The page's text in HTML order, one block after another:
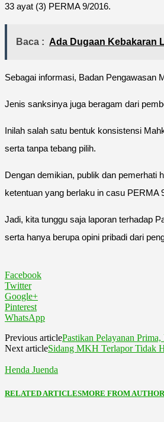
33 ayat (3) PERMA 9/2016.
Baca : Ada Dugaan Kebakaran
Sebagai informasi, Badan Pengawasan
Jenis sanksinya juga beragam dari
Inilah salah satu bentuk konsistensi
serta tanpa tebang pilih.
Dengan demikian, publik dan pemerhati
ketentuan yang berlaku in casu PERMA
Jadi, kita tunggu saja laporan terhadap
serta hanya berupa opini pribadi dari
Facebook
Twitter
Google+
Pinterest
WhatsApp
Previous articlePastikan Pelayanan
Next articleSidang MKH Terlapor Tidak
Henda Juenda
RELATED ARTICLESMORE FROM AUTHOR